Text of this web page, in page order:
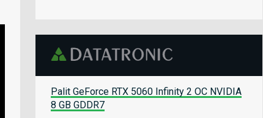
Palit GeForce RTX 5060 Infinity 2 OC NVIDIA
8 GB GDDR7